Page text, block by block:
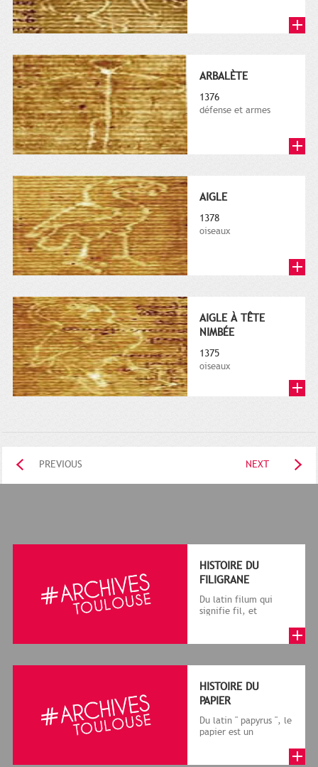
ARBALÈTE
1376
défense et armes
AIGLE
1378
oiseaux
AIGLE À TÊTE
NIMBÉE
1375
oiseaux
PREVIOUS NEXT
HISTOIRE DU
FILIGRANE
Du latin filum qui
signifie fil, et
le cadre de la f...
HISTOIRE DU
PAPIER
Du latin " papyrus ", le
papier est un